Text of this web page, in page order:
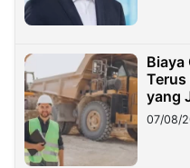
Biaya
Terus
yang
07/08/